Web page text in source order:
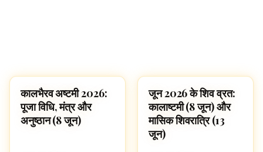
पूजा, श्लोक और मंत्र
कालभैरव अष्टमी 2026:
पूजा विधि, मंत्र और
अनुष्ठान (8 जून)
FESTIVALS
जून 2026 के शिव व्रत:
कालाष्टमी (8 जून) और
मासिक शिवरात्रि (13
जून)